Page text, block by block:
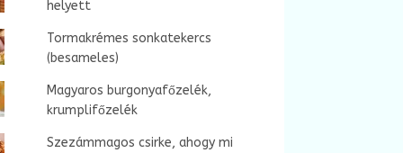
helyett
Tormakrémes sonkatekercs
(besameles)
Magyaros burgonyafőzelék,
krumplifőzelék
Szezámmagos csirke, ahogy mi